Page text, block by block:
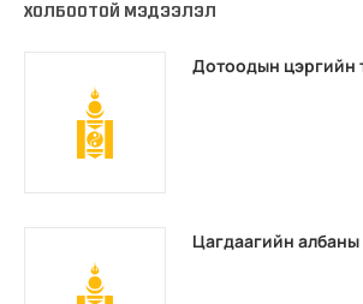
ХОЛБООТОЙ МЭДЭЭЛЭЛ
Дотоодын цэргийн
Цагдаагийн албаны